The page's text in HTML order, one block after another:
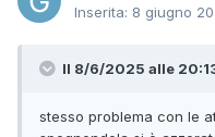
Inserita: 8 giugno
Il 8/6/2025 alle
stesso problema con le